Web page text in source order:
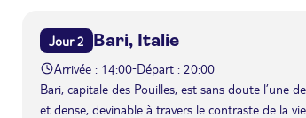
Jour 2 Bari, Italie
Arrivée : 14:00-Départ : 20:00
Bari, capitale des Pouilles, est sans doute l’une
et dense, devinable à travers le contraste de la